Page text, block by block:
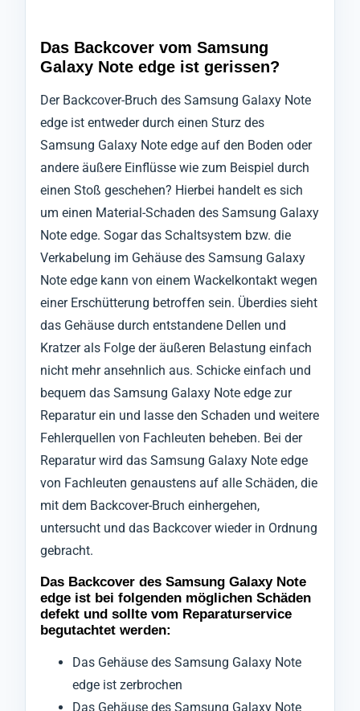
Das Backcover vom Samsung
Galaxy Note edge ist gerissen?
Der Backcover-Bruch des Samsung Galaxy Note
edge ist entweder durch einen Sturz des
Samsung Galaxy Note edge auf den Boden oder
andere äußere Einflüsse wie zum Beispiel durch
einen Stoß geschehen? Hierbei handelt es sich
um einen Material-Schaden des Samsung Galaxy
Note edge. Sogar das Schaltsystem bzw. die
Verkabelung im Gehäuse des Samsung Galaxy
Note edge kann von einem Wackelkontakt wegen
einer Erschütterung betroffen sein. Überdies sieht
das Gehäuse durch entstandene Dellen und
Kratzer als Folge der äußeren Belastung einfach
nicht mehr ansehnlich aus. Schicke einfach und
bequem das Samsung Galaxy Note edge zur
Reparatur ein und lasse den Schaden und weitere
Fehlerquellen von Fachleuten beheben. Bei der
Reparatur wird das Samsung Galaxy Note edge
von Fachleuten genaustens auf alle Schäden, die
mit dem Backcover-Bruch einhergehen,
untersucht und das Backcover wieder in Ordnung
gebracht.
Das Backcover des Samsung Galaxy Note
edge ist bei folgenden möglichen Schäden
defekt und sollte vom Reparaturservice
begutachtet werden:
Das Gehäuse des Samsung Galaxy Note
edge ist zerbrochen
Das Gehäuse des Samsung Galaxy Note